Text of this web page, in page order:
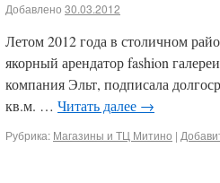
Добавлено 30.03.2012
Летом 2012 года в столичном
якорный арендатор fashion
компания Эльт, подписала
кв.м. … Читать далее →
Рубрика: Магазины и ТЦ Митино |